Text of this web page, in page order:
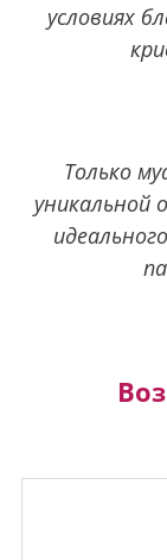
условиях
Только
уникальной